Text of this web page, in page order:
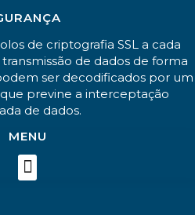
de criptografia SSL a cada
de dados de forma
ser decodificados por um
previne a interceptação
de dados.
MENU